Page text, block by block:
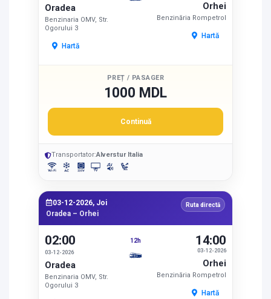
Oradea
Benzinaria OMV, Str.
Ogorului 3
Hartă
Orhei
Benzinăria Rompetrol
Hartă
PREȚ / PASAGER
1000 MDL
Continuă
Transportator:Alverstur Italia
03-12-2026, Joi
Oradea – Orhei
Ruta directă
02:00
03-12-2026
Oradea
Benzinaria OMV, Str.
Ogorului 3
12h
03-12-2026
14:00
Orhei
Benzinăria Rompetrol
Hartă